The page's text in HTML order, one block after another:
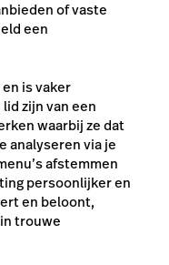
of vaste
een
is vaker
zijn van een
waarbij ze dat
analyseren via je
afstemmen
persoonlijker en
en beloont,
trouwe